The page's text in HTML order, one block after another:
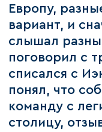
Европу,
вариант, и
слышал
поговорил с
списался с
понял, что
команду с
столицу,